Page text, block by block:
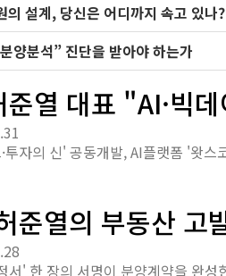
의 설계, 당신은 어디까지 속고 있나?
양분석” 진단을 받아야 하는가
준열 대표 "AI·빅
준열의 부동산 고